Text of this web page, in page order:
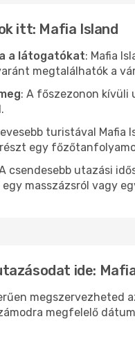
itt: Mafia Island
a látogatókat: Mafia
megtalálhatók a
: A főszezonon kívüli
turistával Mafia
egy
csendesebb utazási
masszázsról vagy
ide:
megszervezheted
megfelelő